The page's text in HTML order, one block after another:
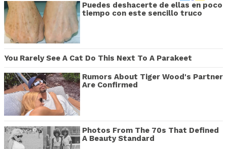
Puedes deshacerte de ellas en poco
tiempo con este sencillo truco
You Rarely See A Cat Do This Next To A Parakeet
Rumors About Tiger Wood's Partner
Are Confirmed
Photos From The 70s That Defined
A Beauty Standard